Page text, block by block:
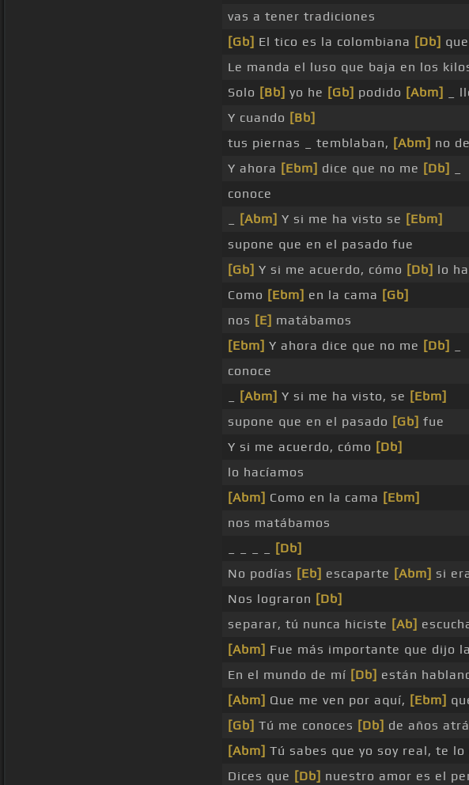
vas a tener tradiciones
[Gb] El tico es la colombiana [Db]
Le manda el luso que baja en los
Solo [Bb] yo he [Gb] podido [Abm] _
Y cuando [Bb]
tus piernas _ temblaban, [Abm] no
Y ahora [Ebm] dice que no me [Db]
conoce
[Abm] Y si me ha visto se [Ebm]
supone que en el pasado fue
[Gb] Y si me acuerdo, cómo [Db] lo
Como [Ebm] en la cama [Gb]
nos [E] matábamos
[Ebm] Y ahora dice que no me [Db]
conoce
[Abm] Y si me ha visto, se [Ebm]
supone que en el pasado [Gb] fue
Y si me acuerdo, cómo [Db]
lo hacíamos
[Abm] Como en la cama [Ebm]
nos matábamos
[Db]
No podías [Eb] escaparte [Abm] si
Nos lograron [Db]
separar, tú nunca hiciste [Ab]
[Abm] Fue más importante que dijo
En el mundo de mí [Db] están
[Abm] Que me ven por aquí, [Ebm]
[Gb] Tú me conoces [Db] de años
[Abm] Tú sabes que yo soy real, te lo
Dices que [Db] nuestro amor es el